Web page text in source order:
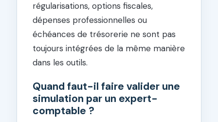
régularisations, options fiscales,
dépenses professionnelles ou
échéances de trésorerie ne sont pas
toujours intégrées de la même manière
dans les outils.
Quand faut-il faire valider une
simulation par un expert-
comptable ?